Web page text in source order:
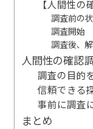
【人間性の
調査前の
調査開始
調査後、
人間性の確認
調査の目的
信頼できる
事前に調査
まとめ